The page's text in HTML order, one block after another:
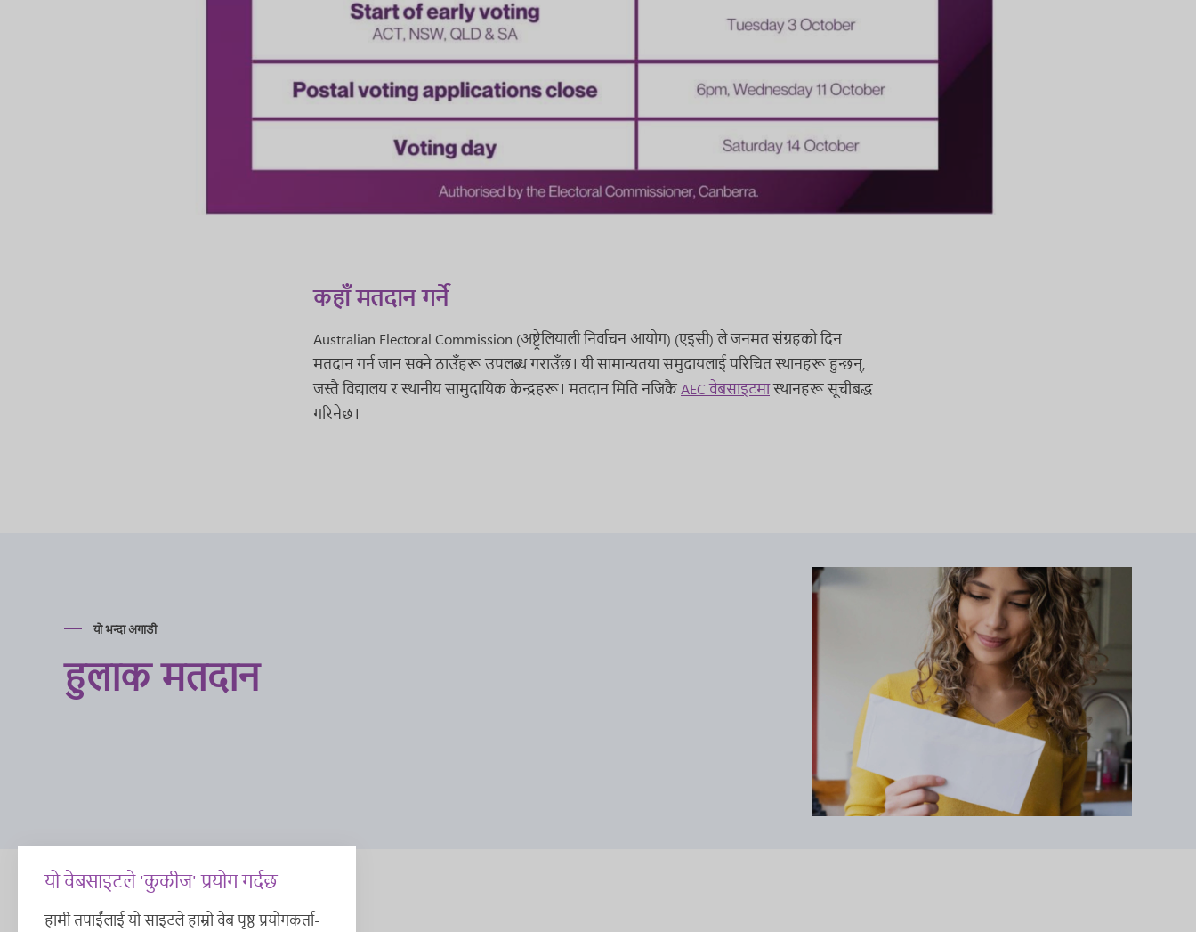
कहाँ मतदान गर्ने
Australian Electoral Commission (अष्ट्रेलियाली निर्वाचन आयोग) (एइसी) ले जनमत संग्रहको दिन
मतदान गर्न जान सक्ने ठाउँहरू उपलब्ध गराउँछ। यी सामान्यतया समुदायलाई परिचित स्थानहरू हुन्छन्,
जस्तै विद्यालय र स्थानीय सामुदायिक केन्द्रहरू। मतदान मिति नजिकैAEC वेबसाइटमास्थानहरू सूचीबद्ध
गरिनेछ।
यो भन्दा अगाडी
हुलाक मतदान
यो वेबसाइटले 'कुकीज' प्रयोग गर्दछ
हामी तपाईंलाई यो साइटले हाम्रो वेब पृष्ठ प्रयोगकर्ता-